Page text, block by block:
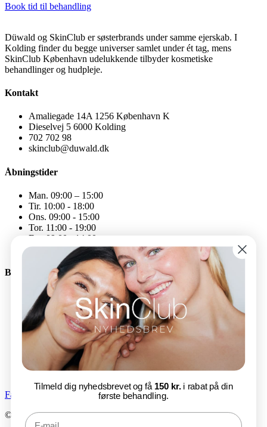
Book tid til behandling
Düwald og SkinClub er søsterbrands under samme ejerskab. I
Kolding finder du begge universer samlet under ét tag, mens
SkinClub København udelukkende tilbyder kosmetiske
behandlinger og hudpleje.
Kontakt
Amaliegade 14A 1256 København K
Dieselvej 5 6000 Kolding
702 702 98
skinclub@duwald.dk
Åbningstider
Man. 09:00 – 15:00
Tir. 10:00 - 18:00
Ons. 09:00 - 15:00
Tor. 11:00 - 19:00
Fre. 09:00 - 14:00
Åbningstiderne kan variere
Bliv en del af SkinClub
E-mail
Tilmeld nu
Facebook-f
Instagram
© SkinClub 2025
Tilmeld dig nyhedsbrevet og få 150 kr.i rabat på din
første behandling.